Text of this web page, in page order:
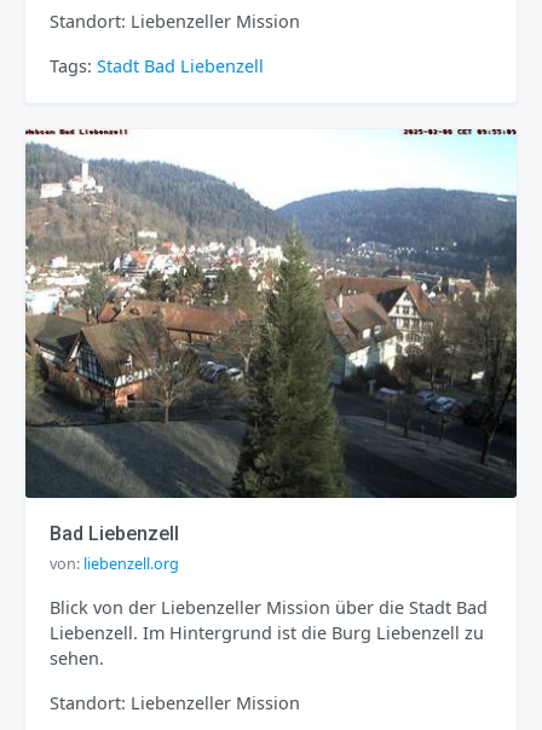
Standort: Liebenzeller Mission
Tags: Stadt Bad Liebenzell
Bad Liebenzell
von: liebenzell.org
Blick von der Liebenzeller Mission über die Stadt Bad
Liebenzell. Im Hintergrund ist die Burg Liebenzell zu
sehen.
Standort: Liebenzeller Mission